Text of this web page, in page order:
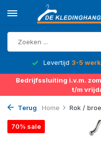
Levertijd 3-5
Bedrijfssluiting i.v.m.
t/m
Terug Home Rok /
70% sale